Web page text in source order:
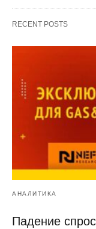
RECENT POSTS
АНАЛИТИКА
Падение